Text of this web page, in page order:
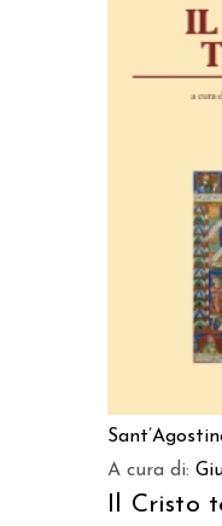
A cura di:
Il Cristo